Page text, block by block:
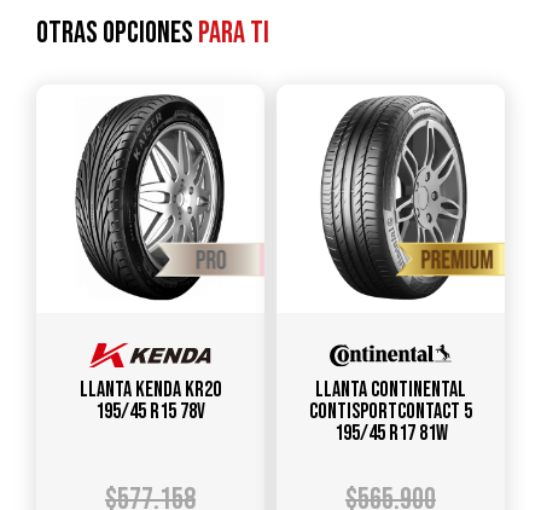
Otras opcionespara ti
Llanta KENDA KR20
195/45 R15 78V
$577.158
Llanta CONTINENTAL
ContiSportContact 5
195/45 R17 81W
$565.900